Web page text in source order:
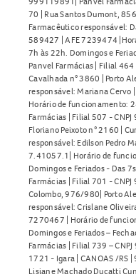
70 | Rua Santos Dumont,
Farmacêutico responsável:
589427 | AFE 7239474
7h às 22h. Domingos e
Panvel Farmácias | Filial
Cavalhada n° 3860 | Porto
responsável: Mariana Cervo
Horário de funcionamento:
Farmácias | Filial 507 -
Floriano Peixoto n° 2160 |
responsável: Edilson Pedro
7.41057.1| Horário de
Domingos e Feriados - Das
Farmácias | Filial 701 -
Colombo, 976/980| Porto
responsável: Crislane
7270467 | Horário de
Domingos e Feriados –
Farmácias | Filial 739 –
1721 - Igara | CANOAS /RS
Lisiane Machado Ducatti